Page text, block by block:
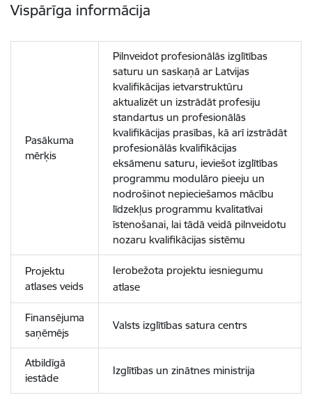
Vispārīga informācija
Pasākuma
mērķis
Pilnveidot profesionālās izglītības
saturu un saskaņā ar Latvijas
kvalifikācijas ietvarstruktūru
aktualizēt un izstrādāt profesiju
standartus un profesionālās
kvalifikācijas prasības, kā arī izstrādāt
profesionālās kvalifikācijas
eksāmenu saturu, ieviešot izglītības
programmu modulāro pieeju un
nodrošinot nepieciešamos mācību
līdzekļus programmu kvalitatīvai
īstenošanai, lai tādā veidā pilnveidotu
nozaru kvalifikācijas sistēmu
Projektu
atlases veids
Ierobežota projektu iesniegumu
atlase
Finansējuma
saņēmējs
Valsts izglītības satura centrs
Atbildīgā
iestāde
Izglītības un zinātnes ministrija